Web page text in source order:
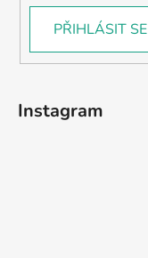
PŘIHLÁSIT SE
Instagram